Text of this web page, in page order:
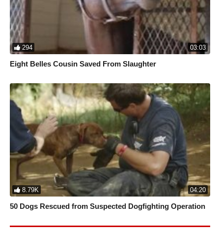
294 03:03
Eight Belles Cousin Saved From Slaughter
8.79K 04:20
50 Dogs Rescued from Suspected Dogfighting Operation